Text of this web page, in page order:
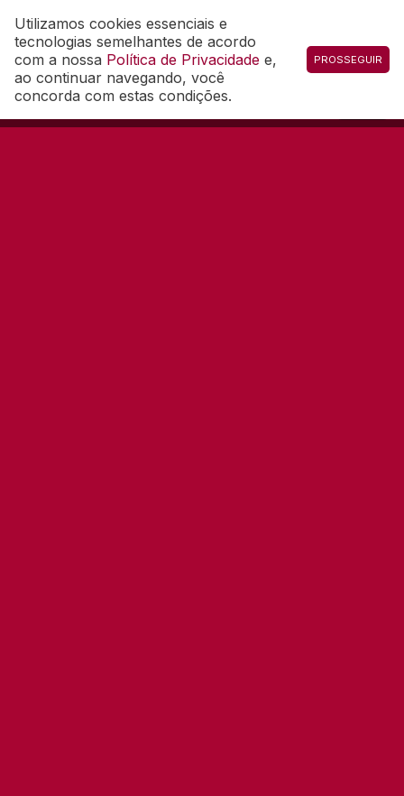
Professores Estudantes
Utilizamos cookies essenciais e
tecnologias semelhantes de acordo
com a nossa Política de Privacidade e,
ao continuar navegando, você
concorda com estas condições.
PROSSEGUIR